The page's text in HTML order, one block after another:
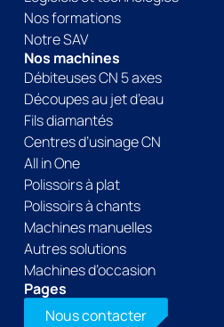
Nos formations
Notre SAV
Nos machines
Débiteuses CN 5 axes
Découpes au jet d’eau
Fils diamantés
Centres d’usinage CN
All in One
Polissoirs à plat
Polissoirs à chants
Machines manuelles
Autres solutions
Machines d’occasion
Pages
Nous contacter